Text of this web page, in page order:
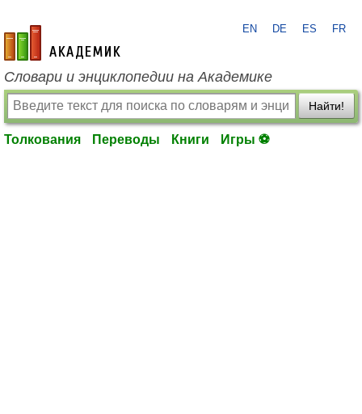
academic.ru
EN DE ES FR
Словари и энциклопедии на Академике
Найти!
Толкования Переводы Книги Игры ⚽